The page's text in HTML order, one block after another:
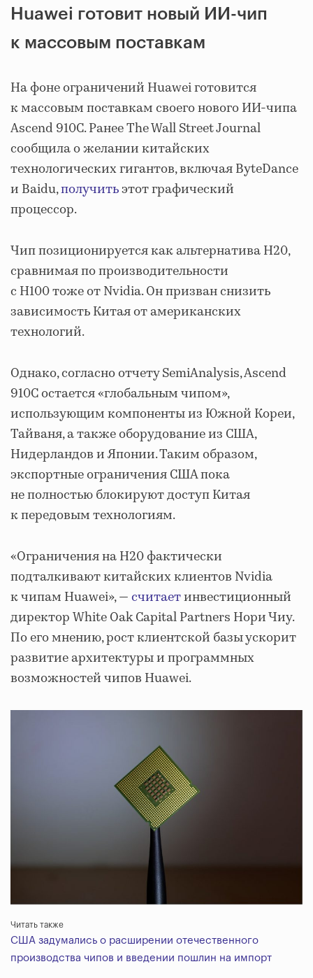
Huawei готовит новый ИИ-чип
к массовым поставкам
На фоне ограничений Huawei готовится
к массовым поставкам своего нового ИИ-чипа
Ascend 910C. Ранее The Wall Street Journal
сообщила о желании китайских
технологических гигантов, включая ByteDance
и Baidu,получитьэтот графический
процессор.
Чип позиционируется как альтернатива H20,
сравнимая по производительности
с H100 тоже от Nvidia. Он призван снизить
зависимость Китая от американских
технологий.
Однако, согласно отчету SemiAnalysis, Ascend
910C остается «глобальным чипом»,
использующим компоненты из Южной Кореи,
Тайваня, а также оборудование из США,
Нидерландов и Японии. Таким образом,
экспортные ограничения США пока
не полностью блокируют доступ Китая
к передовым технологиям.
«Ограничения на H20 фактически
подталкивают китайских клиентов Nvidia
к чипам Huawei», —считаетинвестиционный
директор White Oak Capital Partners Нори Чиу.
По его мнению, рост клиентской базы ускорит
развитие архитектуры и программных
возможностей чипов Huawei.
Читать также
США задумались о расширении отечественного
производства чипов и введении пошлин на импорт